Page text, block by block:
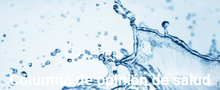
Columna de opinión de salud